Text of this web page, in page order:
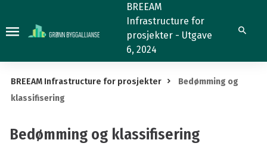
og
klassifisering
BREEAM
Infrastructure for
prosjekter - Utgave
6, 2024
Søk
BREEAM Infrastructure for prosjekter
Bedømming og
klassifisering
Bedømming og klassifisering